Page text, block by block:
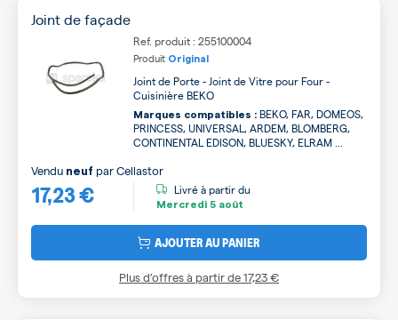
Joint de façade
Ref. produit : 255100004
Produit Original
Joint de Porte - Joint de Vitre pour Four -
Cuisinière BEKO
Marques compatibles : BEKO, FAR, DOMEOS,
PRINCESS, UNIVERSAL, ARDEM, BLOMBERG,
CONTINENTAL EDISON, BLUESKY, ELRAM ...
17,23 €
Vendu neuf parCellastor
Livré à partir du
Mercredi 5 août
AJOUTER AU PANIER
Plus d’offres à partir de17,23 €